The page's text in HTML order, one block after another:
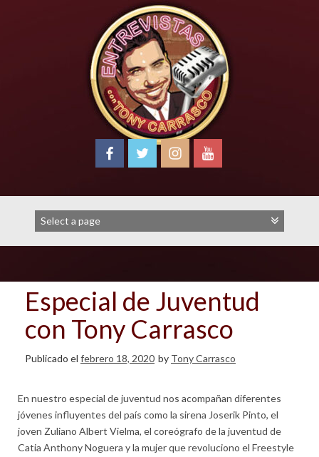
Especial de Juventud
con Tony Carrasco
Publicado el febrero 18, 2020 by Tony Carrasco
En nuestro especial de juventud nos acompañan diferentes
jóvenes influyentes del país como la sirena Joserik Pinto, el
joven Zuliano Albert Vielma, el coreógrafo de la juventud de
Catia Anthony Noguera y la mujer que revoluciono el Freestyle